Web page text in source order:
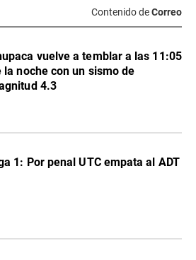
Contenido deCorreo
vuelve a temblar a las 11:05
la noche con un sismo de
4.3
1: Por penal UTC empata al ADT